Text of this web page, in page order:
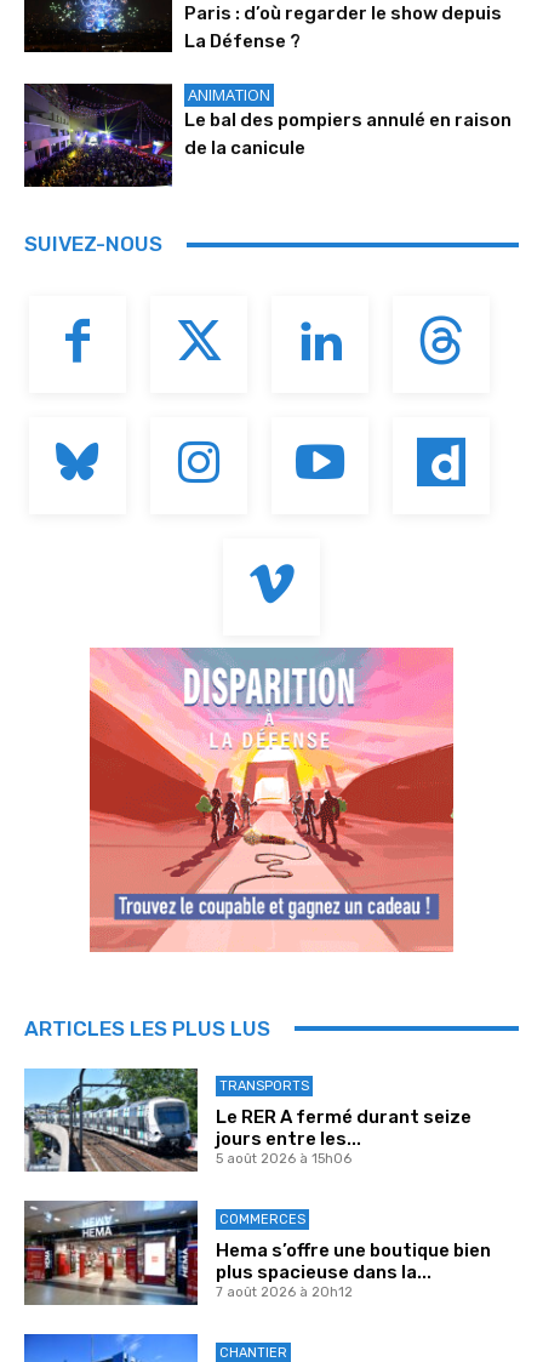
Paris : d’où regarder le show depuis
La Défense ?
ANIMATION
Le bal des pompiers annulé en raison
de la canicule
SUIVEZ-NOUS
ARTICLES LES PLUS LUS
TRANSPORTS
Le RER A fermé durant seize
jours entre les...
5 août 2026 à 15h06
COMMERCES
Hema s’offre une boutique bien
plus spacieuse dans la...
7 août 2026 à 20h12
CHANTIER